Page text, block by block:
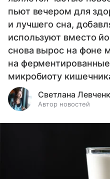
пьют вечером для
и лучшего сна,
используют вместо
снова вырос на фоне
на
микробиоту
Светлана
Автор новостей